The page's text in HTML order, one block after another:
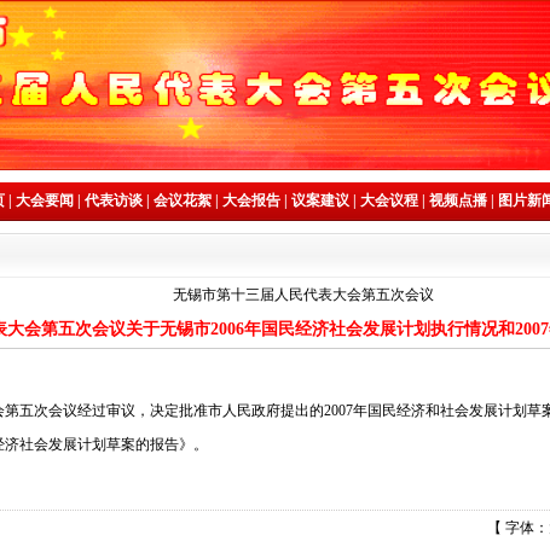
大会要闻 代表访谈 会议花絮 大会报告 议案建议 大会议程 视频点播 图片新
无锡市第十三届人民代表大会第五次会议
会第五次会议关于无锡市2006年国民经济社会发展计划执行情况和
次会议经过审议，决定批准市人民政府提出的2007年国民经济和社会发展计划草
社会发展计划草案的报告》。
【 字体：